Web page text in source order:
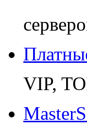
VIP,